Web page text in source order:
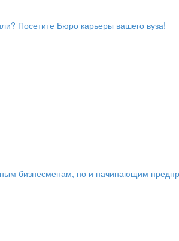
Посетите Бюро карьеры вашего вуза!
бизнесменам, но и начинающим